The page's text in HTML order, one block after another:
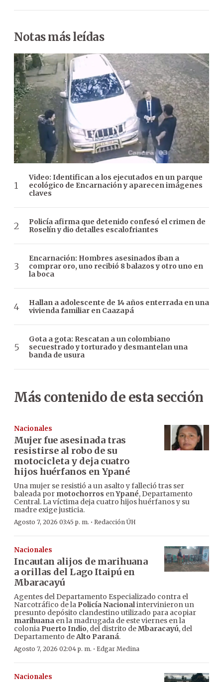
Notas más leídas
Video: Identifican a los ejecutados en un parque
ecológico de Encarnación y aparecen imágenes
claves
Policía afirma que detenido confesó el crimen de
Roselín y dio detalles escalofriantes
Encarnación: Hombres asesinados iban a
comprar oro, uno recibió 8 balazos y otro uno en
la boca
Hallan a adolescente de 14 años enterrada en una
vivienda familiar en Caazapá
Gota a gota: Rescatan a un colombiano
secuestrado y torturado y desmantelan una
banda de usura
Más contenido de esta sección
Nacionales
Mujer fue asesinada tras
resistirse al robo de su
motocicleta y deja cuatro
hijos huérfanos en Ypané
Una mujer se resistió a un asalto y falleció tras ser
baleada por motochorros enYpané, Departamento
Central. La víctima deja cuatro hijos huérfanos y su
madre exige justicia.
Agosto 7, 2026 03:45 p. m. · Redacción ÚH
Nacionales
Incautan alijos de marihuana
a orillas del Lago Itaipú en
Mbaracayú
Agentes del Departamento Especializado contra el
Narcotráfico de la Policía Nacionalintervinieron un
presunto depósito clandestino utilizado para acopiar
marihuana en la madrugada de este viernes en la
colonia Puerto Indio, del distrito deMbaracayú, del
Departamento deAlto Paraná.
Agosto 7, 2026 02:04 p. m. · Edgar Medina
Nacionales